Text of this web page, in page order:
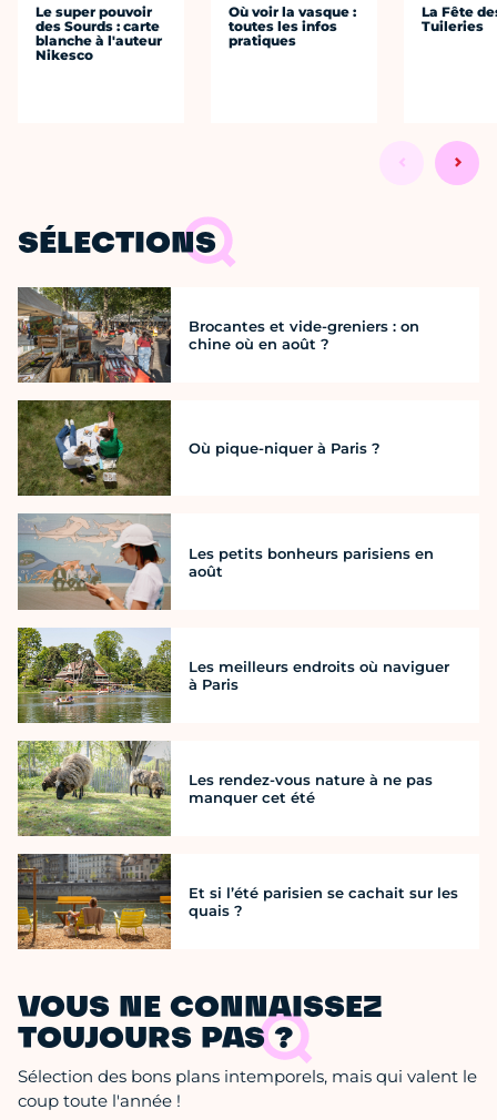
Le super pouvoir
des Sourds : carte
blanche à l'auteur
Nikesco
Où voir la vasque :
toutes les infos
pratiques
La Fête
Tuileries
SÉLECTIONS
Brocantes et vide-greniers : on
chine où en août ?
Où pique-niquer à Paris ?
Les petits bonheurs parisiens en
août
Les meilleurs endroits où naviguer
à Paris
Les rendez-vous nature à ne pas
manquer cet été
Et si l’été parisien se cachait sur les
quais ?
VOUS NE CONNAISSEZ
TOUJOURS PAS ?
Sélection des bons plans intemporels, mais qui valent le
coup toute l'année !